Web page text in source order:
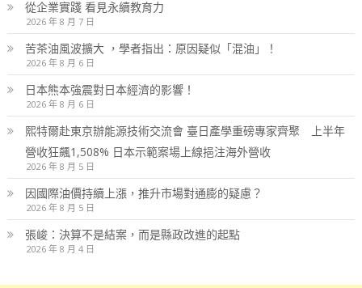
從企業實踐 看見永續教育力
2026 年 8 月 7 日
苦茶油風波擴大 ，學者指出：原因疑似「混油」！
2026 年 8 月 6 日
日本熊本強震對日本經濟的影響！
2026 年 8 月 6 日
熙特爾赴東京辦能源技術交流會 臺日產學重磅專家齊聚 上半年
營收狂飆1,508% 日本示範案場上線挹注海外營收
2026 年 8 月 5 日
因國際油價持續上漲，推升市場對通膨的疑慮？
2026 年 8 月 5 日
張峻：決算不是結案，而是縣政改進的起點
2026 年 8 月 4 日